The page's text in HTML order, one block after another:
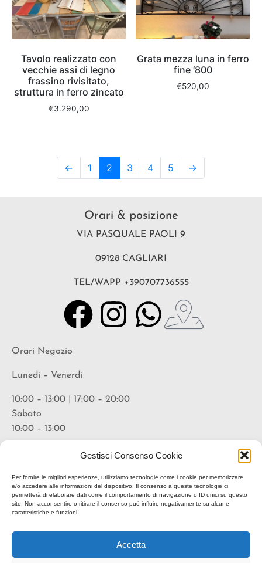
Gestisci Consenso Cookie
Per fornire le migliori esperienze, utilizziamo tecnologie come i cookie per memorizzare
e/o accedere alle informazioni del dispositivo. Il consenso a queste tecnologie ci
permetterà di elaborare dati come il comportamento di navigazione o ID unici su questo
sito. Non acconsentire o ritirare il consenso può influire negativamente su alcune
caratteristiche e funzioni.
Accetta
Tavolo realizzato con
vecchie assi di legno
frassino rivisitato,
struttura in ferro zincato
€3.290,00
Grata mezza luna in ferro
fine ‘800
€520,00
← 1 2 3 4 5 →
Orari & posizione
VIA PASQUALE PAOLI 9
09128 CAGLIARI
TEL/WAPP +390707736555
Orari Negozio
Lunedi – Venerdi
10:00 – 13:00
17:00 – 20:00
Sabato
10:00 – 13:00
Lunedi – Venerdi
18:00 – 20:30
* suggerita prenotazione